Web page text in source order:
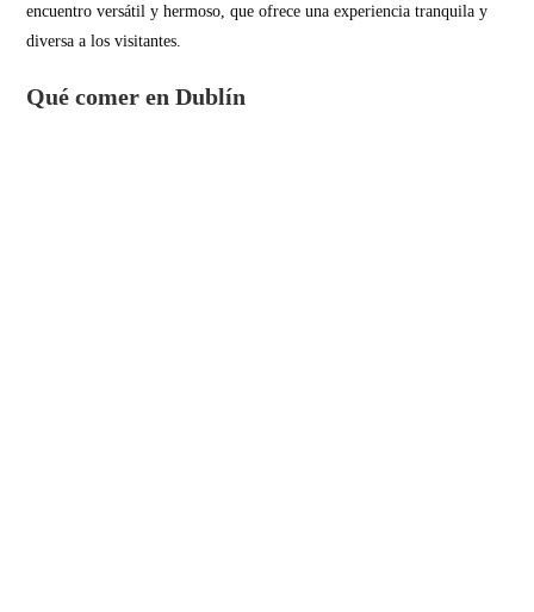
encuentro versátil y hermoso, que ofrece una experiencia tranquila y
diversa a los visitantes.
Qué comer en Dublín